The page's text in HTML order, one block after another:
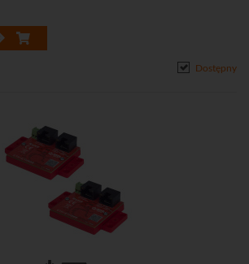
pracy
Dostępny